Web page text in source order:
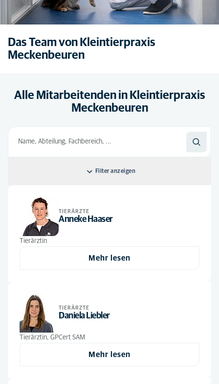
Das Team von Kleintierpraxis
Meckenbeuren
Alle Mitarbeitenden in Kleintierpraxis
Meckenbeuren
Filter anzeigen
Sortieren nach: Standard
Standard
Alphabetisch
Alle Abteilungen
Auszubildende
TIERÄRZTE
Anneke Haaser
Tierärztin
Mehr lesen
TIERÄRZTE
Daniela Liebler
Tierärztin, GPCert SAM
Mehr lesen